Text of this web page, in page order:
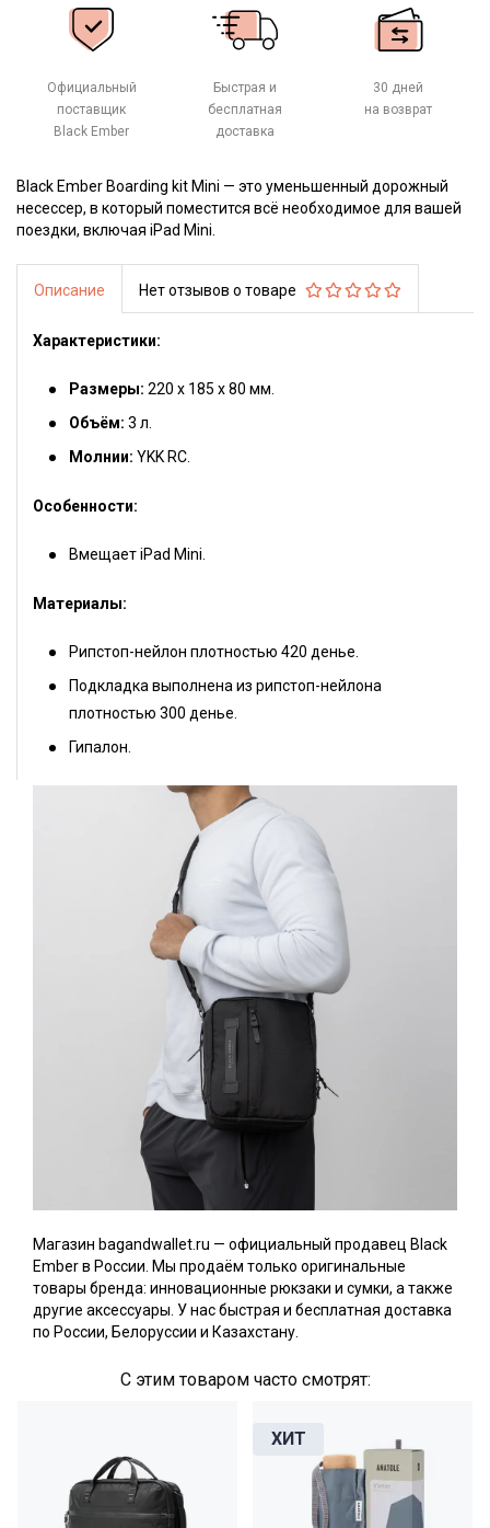
Официальный
поставщик
Black Ember
Быстрая и
бесплатная
доставка
30 дней
на возврат
Black Ember Boarding kit Mini — это уменьшенный дорожный
несессер, в который поместится всё необходимое для вашей
поездки, включая iPad Mini.
Описание Нет отзывов о товаре
Характеристики:
Размеры: 220 х 185 х 80 мм.
Объём: 3 л.
Молнии: YKK RC.
Особенности:
Вмещает iPad Mini.
Материалы:
Рипстоп-нейлон плотностью 420 денье.
Подкладка выполнена из рипстоп-нейлона
плотностью 300 денье.
Гипалон.
Магазин bagandwallet.ru — официальный продавец Black
Ember в России. Мы продаём только оригинальные
товары бренда: инновационные рюкзаки и сумки, а также
другие аксессуары. У нас быстрая и бесплатная доставка
по России, Белоруссии и Казахстану.
С этим товаром часто смотрят: